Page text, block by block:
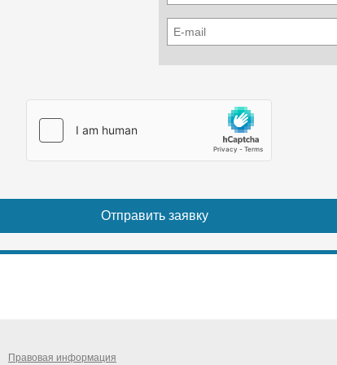
Правовая информация